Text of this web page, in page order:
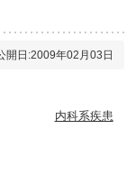
開日:2009年02月03日
内科系疾患